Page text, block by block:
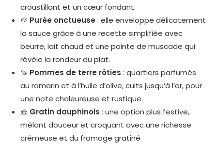
croustillant et un cœur fondant.
🥔 Purée onctueuse : elle enveloppe délicatement
la sauce grâce à une recette simplifiée avec
beurre, lait chaud et une pointe de muscade qui
révèle la rondeur du plat.
🍠 Pommes de terre rôties : quartiers parfumés
au romarin et à l’huile d’olive, cuits jusqu’à l’or, pour
une note chaleureuse et rustique.
🧀 Gratin dauphinois : une option plus festive,
mêlant douceur et croquant avec une richesse
crémeuse et du fromage gratiné.